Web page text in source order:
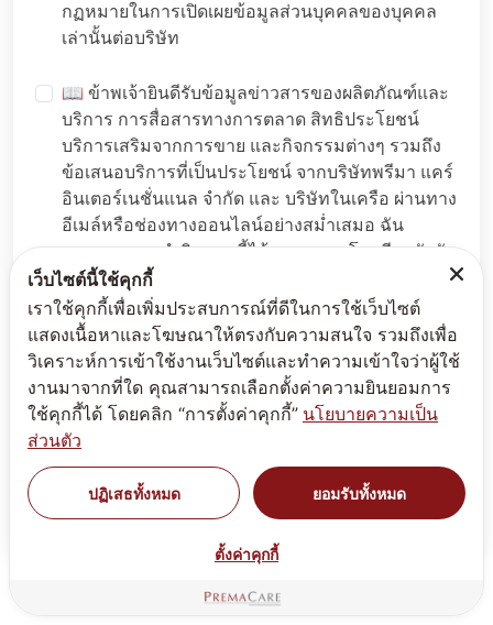
กฏหมายในการเปิดเผยข้อมูลส่วนบุคคลของบุคคล
เล่านั้นต่อบริษัท
📖 ข้าพเจ้ายินดีรับข้อมูลข่าวสารของผลิตภัณฑ์และ
บริการ การสื่อสารทางการตลาด สิทธิประโยชน์
บริการเสริมจากการขาย และกิจกรรมต่างๆ รวมถึง
ข้อเสนอบริการที่เป็นประโยชน์ จากบริษัทพรีมา แคร์
อินเตอร์เนชั่นแนล จำกัด และ บริษัทในเครือ ผ่านทาง
อีเมล์หรือช่องทางออนไลน์อย่างสม่ำเสมอ ฉัน
สามารถถอนคำยินยอมนี้ได้ตลอดเวลาโดยมีผลบังคับ
ใช้ในอนาคต ข้อมูลเพิ่มเติมได้ที่
🔒 กรุณาพิมพ์หมายเลข 45
ส่งข้อมูล
เว็บไซต์นี้ใช้คุกกี้
เราใช้คุกกี้เพื่อเพิ่มประสบการณ์ที่ดีในการใช้เว็บไซต์
แสดงเนื้อหาและโฆษณาให้ตรงกับความสนใจ รวมถึงเพื่อ
วิเคราะห์การเข้าใช้งานเว็บไซต์และทำความเข้าใจว่าผู้ใช้
งานมาจากที่ใด คุณสามารถเลือกตั้งค่าความยินยอมการ
ใช้คุกกี้ได้ โดยคลิก “การตั้งค่าคุกกี้” นโยบายความเป็น
ส่วนตัว
ปฏิเสธทั้งหมด ยอมรับทั้งหมด
ตั้งค่าคุกกี้